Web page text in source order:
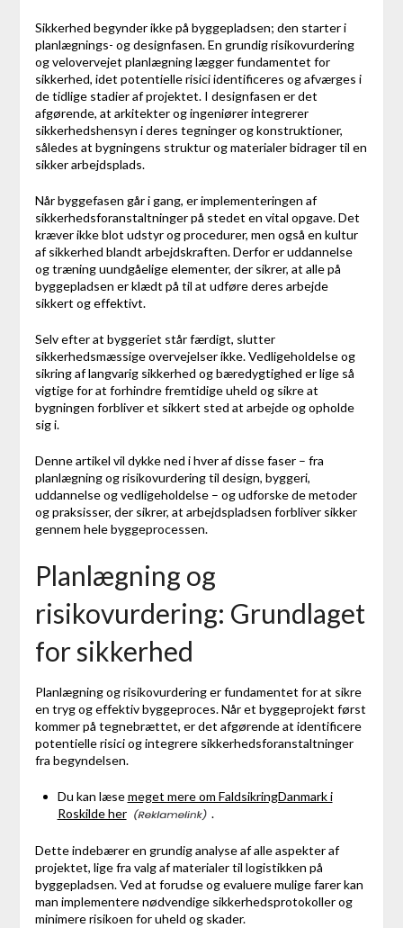
Sikkerhed begynder ikke på byggepladsen; den starter i
planlægnings- og designfasen. En grundig risikovurdering
og velovervejet planlægning lægger fundamentet for
sikkerhed, idet potentielle risici identificeres og afværges i
de tidlige stadier af projektet. I designfasen er det
afgørende, at arkitekter og ingeniører integrerer
sikkerhedshensyn i deres tegninger og konstruktioner,
således at bygningens struktur og materialer bidrager til en
sikker arbejdsplads.
Når byggefasen går i gang, er implementeringen af
sikkerhedsforanstaltninger på stedet en vital opgave. Det
kræver ikke blot udstyr og procedurer, men også en kultur
af sikkerhed blandt arbejdskraften. Derfor er uddannelse
og træning uundgåelige elementer, der sikrer, at alle på
byggepladsen er klædt på til at udføre deres arbejde
sikkert og effektivt.
Selv efter at byggeriet står færdigt, slutter
sikkerhedsmæssige overvejelser ikke. Vedligeholdelse og
sikring af langvarig sikkerhed og bæredygtighed er lige så
vigtige for at forhindre fremtidige uheld og sikre at
bygningen forbliver et sikkert sted at arbejde og opholde
sig i.
Denne artikel vil dykke ned i hver af disse faser – fra
planlægning og risikovurdering til design, byggeri,
uddannelse og vedligeholdelse – og udforske de metoder
og praksisser, der sikrer, at arbejdspladsen forbliver sikker
gennem hele byggeprocessen.
Planlægning og
risikovurdering: Grundlaget
for sikkerhed
Planlægning og risikovurdering er fundamentet for at sikre
en tryg og effektiv byggeproces. Når et byggeprojekt først
kommer på tegnebrættet, er det afgørende at identificere
potentielle risici og integrere sikkerhedsforanstaltninger
fra begyndelsen.
Du kan læsemeget mere om FaldsikringDanmark i
Roskilde her
.
Dette indebærer en grundig analyse af alle aspekter af
projektet, lige fra valg af materialer til logistikken på
byggepladsen. Ved at forudse og evaluere mulige farer kan
man implementere nødvendige sikkerhedsprotokoller og
minimere risikoen for uheld og skader.